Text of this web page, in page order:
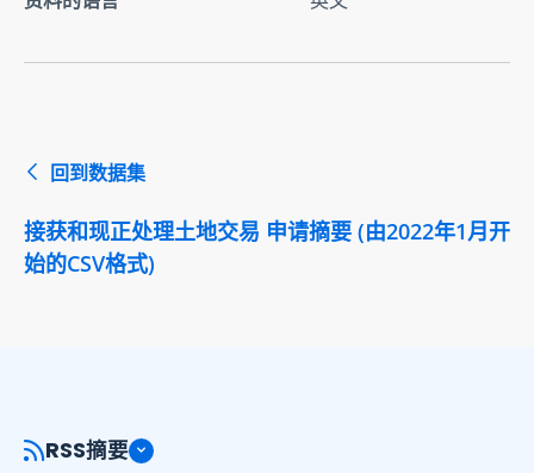
回到数据集
接获和现正处理土地交易 申请摘要 (由2022年1月开
始的CSV格式)
RSS摘要